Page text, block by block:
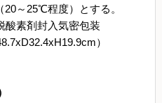
～25℃程度）とする。
酸素剤封入気密包装
）